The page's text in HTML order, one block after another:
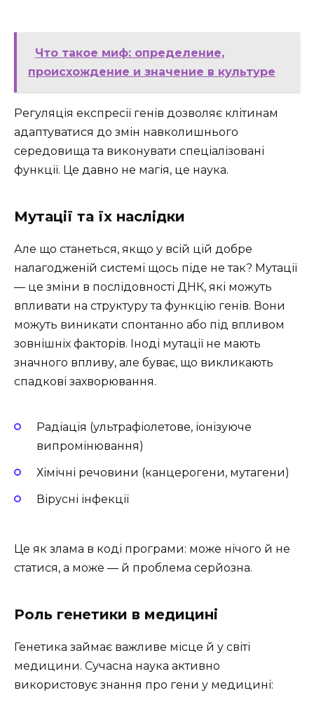
Что такое миф: определение,
происхождение и значение в культуре
Регуляція експресії генів дозволяє клітинам
адаптуватися до змін навколишнього
середовища та виконувати спеціалізовані
функції. Це давно не магія, це наука.
Мутації та їх наслідки
Але що станеться, якщо у всій цій добре
налагодженій системі щось піде не так? Мутації
— це зміни в послідовності ДНК, які можуть
впливати на структуру та функцію генів. Вони
можуть виникати спонтанно або під впливом
зовнішніх факторів. Іноді мутації не мають
значного впливу, але буває, що викликають
спадкові захворювання.
Радіація (ультрафіолетове, іонізуюче
випромінювання)
Хімічні речовини (канцерогени, мутагени)
Вірусні інфекції
Це як злама в коді програми: може нічого й не
статися, а може — й проблема серйозна.
Роль генетики в медицині
Генетика займає важливе місце й у світі
медицини. Сучасна наука активно
використовує знання про гени у медицині: